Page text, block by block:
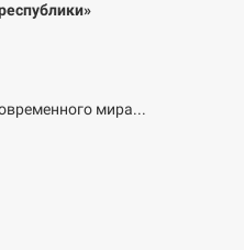
мира...